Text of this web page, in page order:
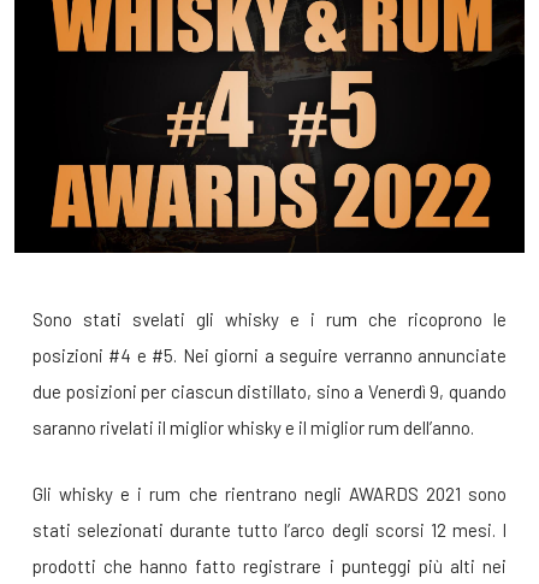
Sono stati svelati gli whisky e i rum che ricoprono le
posizioni #4 e #5. Nei giorni a seguire verranno annunciate
due posizioni per ciascun distillato, sino a Venerdì 9, quando
saranno rivelati il miglior whisky e il miglior rum dell’anno.
Gli whisky e i rum che rientrano negli AWARDS 2021 sono
stati selezionati durante tutto l’arco degli scorsi 12 mesi. I
prodotti che hanno fatto registrare i punteggi più alti nei